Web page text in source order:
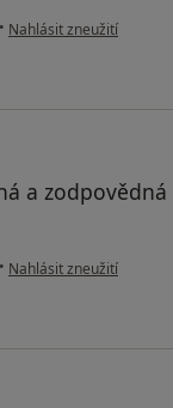
• podle názoru uživatele
Nahlásit zneužití
a zodpovědná
• podle názoru uživatele
Nahlásit zneužití